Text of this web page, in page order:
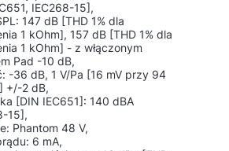
IEC268-15],
147 dB [THD 1% dla
1 kOhm], 157 dB [THD 1% dla
1 kOhm] - z włączonym
Pad -10 dB,
-36 dB, 1 V/Pa [16 mV przy 94
+/-2 dB,
[DIN IEC651]: 140 dBA
15],
Phantom 48 V,
6 mA,